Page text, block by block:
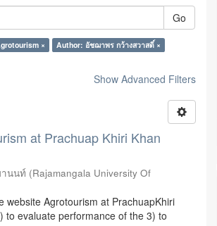
Go
×
Author: อัชฌาพร กว้างสวาสดิ์ ×
Show Advanced Filters
at Prachuap Khiri Khan
นนท์ (Rajamangala University Of
website Agrotourism at PrachuapKhiri
to evaluate performance of the 3) to